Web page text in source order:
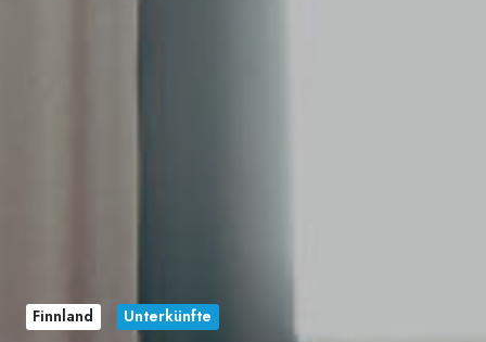
Finnland Unterkünfte